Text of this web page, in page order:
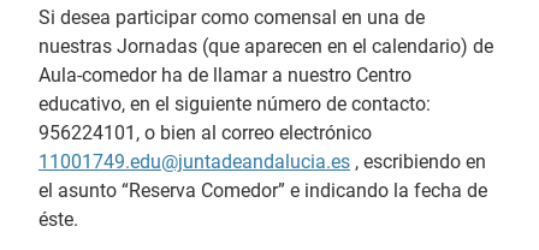
Si desea participar como comensal en una de
nuestras Jornadas (que aparecen en el calendario) de
Aula-comedor ha de llamar a nuestro Centro
educativo, en el siguiente número de contacto:
956224101, o bien al correo electrónico
11001749.edu@juntadeandalucia.es , escribiendo en
el asunto “Reserva Comedor” e indicando la fecha de
éste.